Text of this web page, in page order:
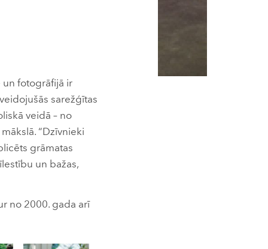
un fotogrāfijā ir
sarežģītas
veidā – no
“Dzīvnieki
grāmatas
un bažas,
no 2000. gada arī